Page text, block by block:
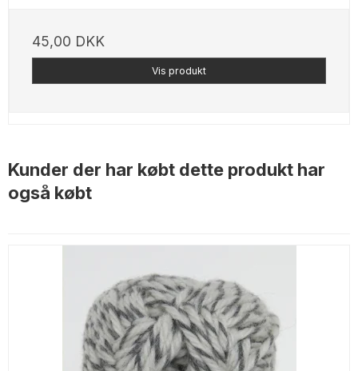
45,00 DKK
Vis produkt
Kunder der har købt dette produkt har
også købt